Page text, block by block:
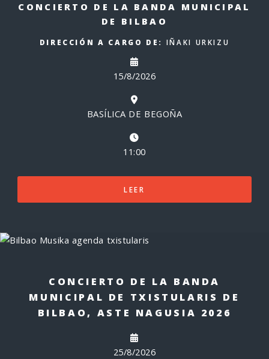
CONCIERTO DE LA BANDA MUNICIPAL
DE BILBAO
DIRECCIÓN A CARGO DE: IÑAKI URKIZU
15/8/2026
BASÍLICA DE BEGOÑA
11:00
LEER
CONCIERTO DE LA BANDA
MUNICIPAL DE TXISTULARIS DE
BILBAO, ASTE NAGUSIA 2026
25/8/2026